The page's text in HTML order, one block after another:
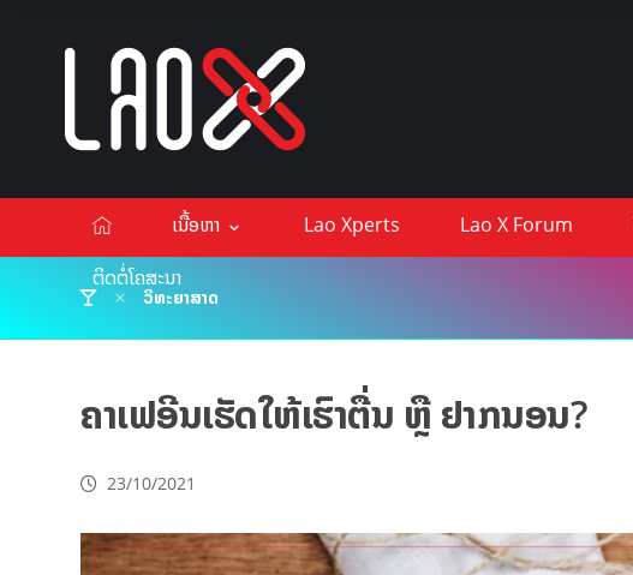
ເນື້ອຫາ Lao Xperts Lao X Forum
ຕິດຕໍ່ໂຄສະນາ
ວິທະຍາສາດ
ຄາເຟອີນເຮັດໃຫ້ເຮົາຕື່ນ ຫຼື ຢາກນອນ?
23/10/2021